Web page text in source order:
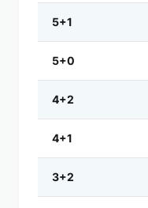
5+1
5+0
4+2
4+1
3+2